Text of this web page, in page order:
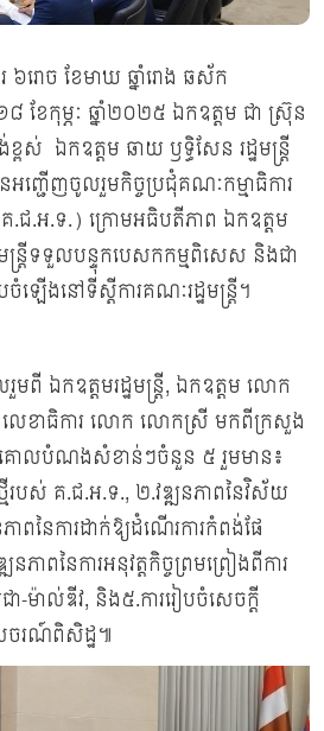
រ ៦រោច ខែមាឃ ឆ្នាំរោង ឆស័ក
ខែកុម្ភៈ ឆ្នាំ២០២៥ ឯកឧត្តម ជា ស្រ៊ុន
ពស់ ឯកឧត្តម ឆាយ ឫទ្ធិសែន រដ្ឋមន្រ្តី
ញ្ជើញចូលរួមកិច្ចប្រជុំគណៈកម្មាធិការ
ជ.អ.ទ.) ក្រោមអធិបតីភាព ឯកឧត្តម
ត្រីទទួលបន្ទុកបេសកកម្មពិសេស និងជា
ឡើងនៅទីស្តីការគណៈរដ្ឋមន្រ្តី។
មពី ឯកឧត្តមរដ្ឋមន្រ្តី, ឯកឧត្តម លោក
ដ្ឋលេខាធិការ លោក លោកស្រី មកពីក្រសួង
គោលបំណងសំខាន់ៗចំនួន ៥ រួមមាន៖
របស់ គ.ជ.អ.ទ., ២.វឌ្ឍនភាពនៃវិស័យ
ពនៃការដាក់ឱ្យដំណើរការកំពង់ផែ
ាពនៃការអនុវត្តកិច្ចព្រមព្រៀងពីការ
ជា-ម៉ាល់ឌីវ, និង៥.ការរៀបចំសេចក្តី
ចរណ៍ពិសិដ្ឋ៕